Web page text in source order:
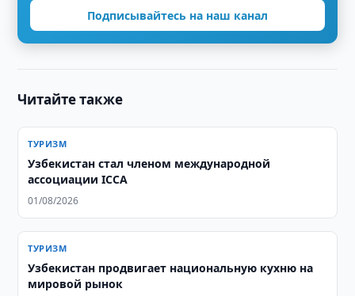
Подписывайтесь на наш канал
Читайте также
ТУРИЗМ
Узбекистан стал членом международной
ассоциации ICCA
01/08/2026
ТУРИЗМ
Узбекистан продвигает национальную кухню на
мировой рынок